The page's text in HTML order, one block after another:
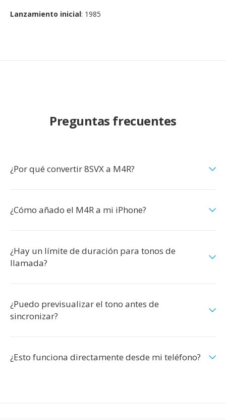
Lanzamiento inicial: 1985
Preguntas frecuentes
¿Por qué convertir 8SVX a M4R?
¿Cómo añado el M4R a mi iPhone?
¿Hay un límite de duración para tonos de
llamada?
¿Puedo previsualizar el tono antes de
sincronizar?
¿Esto funciona directamente desde mi teléfono?